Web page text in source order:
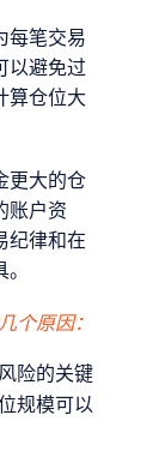
每笔交易
以避免过
算仓位大
更大的仓
账户资
纪律和在
个原因：
险的关键
规模可以